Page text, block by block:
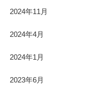
2024年11月
2024年4月
2024年1月
2023年6月